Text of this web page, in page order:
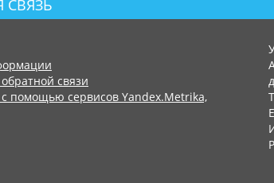
СВЯЗЬ
связи
помощью сервисов Yandex.Metrika,